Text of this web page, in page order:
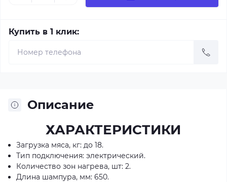
Купить в 1 клик:
Описание
ХАРАКТЕРИСТИКИ
Загрузка мяса, кг: до 18.
Тип подключения: электрический.
Количество зон нагрева, шт: 2.
Длина шампура, мм: 650.